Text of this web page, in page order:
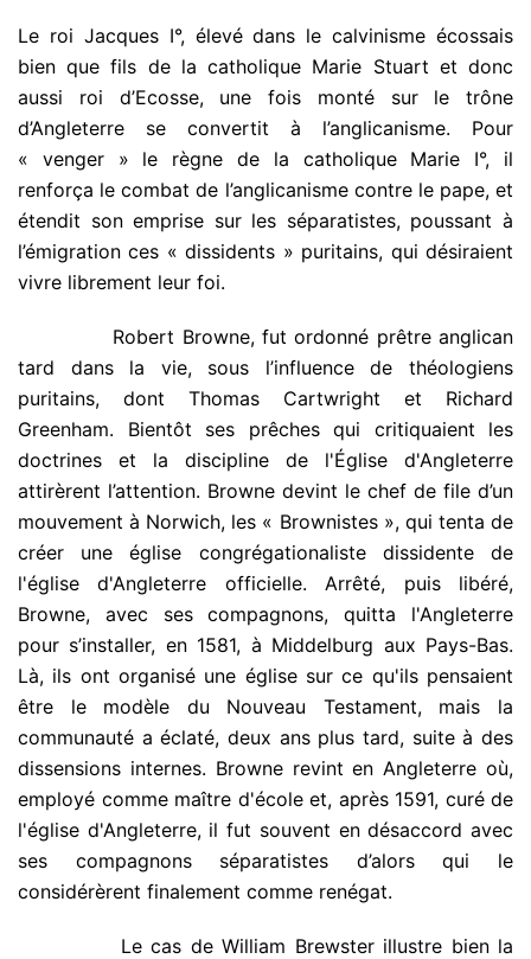
Le roi Jacques I°, élevé dans le calvinisme écossais
bien que fils de la catholique Marie Stuart et donc
aussi roi d’Ecosse, une fois monté sur le trône
d’Angleterre se convertit à l’anglicanisme. Pour
« venger » le règne de la catholique Marie I°, il
renforça le combat de l’anglicanisme contre le pape, et
étendit son emprise sur les séparatistes, poussant à
l’émigration ces « dissidents » puritains, qui désiraient
vivre librement leur foi.
Robert Browne, fut ordonné prêtre anglican
tard dans la vie, sous l’influence de théologiens
puritains, dont Thomas Cartwright et Richard
Greenham. Bientôt ses prêches qui critiquaient les
doctrines et la discipline de l'Église d'Angleterre
attirèrent l’attention. Browne devint le chef de file d’un
mouvement à Norwich, les « Brownistes », qui tenta de
créer une église congrégationaliste dissidente de
l'église d'Angleterre officielle. Arrêté, puis libéré,
Browne, avec ses compagnons, quitta l'Angleterre
pour s’installer, en 1581, à Middelburg aux Pays-Bas.
Là, ils ont organisé une église sur ce qu'ils pensaient
être le modèle du Nouveau Testament, mais la
communauté a éclaté, deux ans plus tard, suite à des
dissensions internes. Browne revint en Angleterre où,
employé comme maître d'école et, après 1591, curé de
l'église d'Angleterre, il fut souvent en désaccord avec
ses compagnons séparatistes d’alors qui le
considérèrent finalement comme renégat.
Le cas de William Brewster illustre bien la